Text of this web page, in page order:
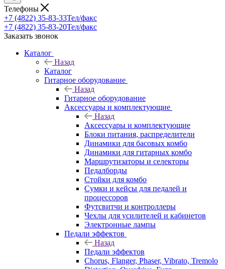
Телефоны
+7 (4822) 35-83-33Тел/факс
+7 (4822) 35-83-20Тел/факс
Заказать звонок
Каталог
Назад
Каталог
Гитарное оборудование
Назад
Гитарное оборудование
Аксессуары и комплектующие
Назад
Аксессуары и комплектующие
Блоки питания, распределители
Динамики для басовых комбо
Динамики для гитарных комбо
Маршрутизаторы и селекторы
Педалборды
Стойки для комбо
Сумки и кейсы для педалей и
процессоров
Футсвитчи и контроллеры
Чехлы для усилителей и кабинетов
Электронные лампы
Педали эффектов
Назад
Педали эффектов
Chorus, Flanger, Phaser, Vibrato, Tremolo